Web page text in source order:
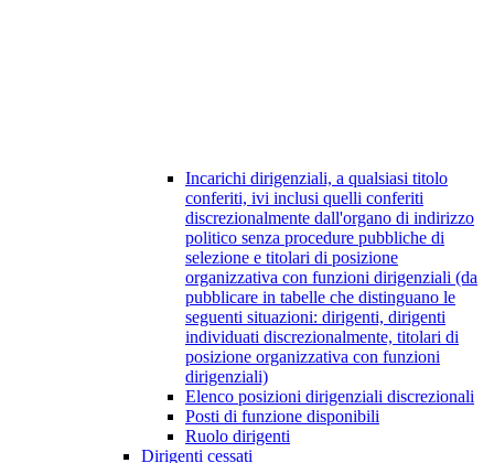
Incarichi dirigenziali, a qualsiasi titolo
conferiti, ivi inclusi quelli conferiti
discrezionalmente dall'organo di indirizzo
politico senza procedure pubbliche di
selezione e titolari di posizione
organizzativa con funzioni dirigenziali (da
pubblicare in tabelle che distinguano le
seguenti situazioni: dirigenti, dirigenti
individuati discrezionalmente, titolari di
posizione organizzativa con funzioni
dirigenziali)
Elenco posizioni dirigenziali discrezionali
Posti di funzione disponibili
Ruolo dirigenti
Dirigenti cessati